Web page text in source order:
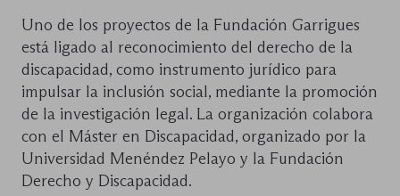
Uno de los proyectos de la Fundación Garrigues
está ligado al reconocimiento del derecho de la
discapacidad, como instrumento jurídico para
impulsar la inclusión social, mediante la promoción
de la investigación legal. La organización colabora
con el Máster en Discapacidad, organizado por la
Universidad Menéndez Pelayo y la Fundación
Derecho y Discapacidad.